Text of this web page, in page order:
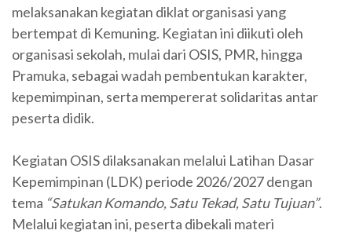
melaksanakan kegiatan diklat organisasi yang
bertempat di Kemuning. Kegiatan ini diikuti oleh
organisasi sekolah, mulai dari OSIS, PMR, hingga
Pramuka, sebagai wadah pembentukan karakter,
kepemimpinan, serta mempererat solidaritas antar
peserta didik.
Kegiatan OSIS dilaksanakan melalui Latihan Dasar
Kepemimpinan (LDK) periode 2026/2027 dengan
tema “Satukan Komando, Satu Tekad, Satu Tujuan”.
Melalui kegiatan ini, peserta dibekali materi